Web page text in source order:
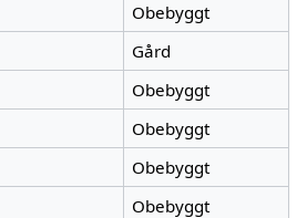
Obebyggt
Gård
Obebyggt
Obebyggt
Obebyggt
Obebyggt